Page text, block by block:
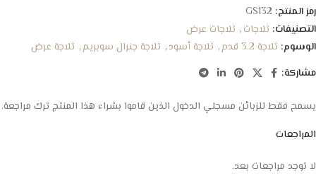
رمز المنتج: GS132
التصنيفات: ثلاجات, ثلاجات عرض
الوسوم: ثلاجة 3.2 قدم , ثلاجة أسود, ثلاجة جنرال سوبريم, ثلاجة عرض
مشاركة:
المراجعات
لا توجد مراجعات بعد.
يسمح فقط للزبائن مسجلي الدخول الذين قاموا بشراء هذا المنتج ترك مراجعة.